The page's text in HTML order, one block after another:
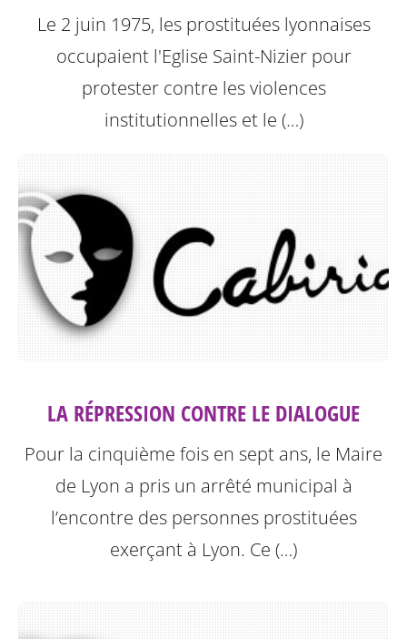
Le 2 juin 1975, les prostituées lyonnaises
occupaient l'Eglise Saint-Nizier pour
protester contre les violences
institutionnelles et le (…)
LA RÉPRESSION CONTRE LE DIALOGUE
Pour la cinquième fois en sept ans, le Maire
de Lyon a pris un arrêté municipal à
l’encontre des personnes prostituées
exerçant à Lyon. Ce (…)